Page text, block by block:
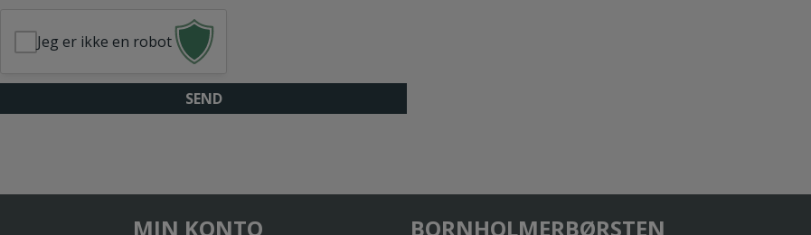
Jeg er ikke en robot
MIN KONTO BORNHOLMERBØRSTEN